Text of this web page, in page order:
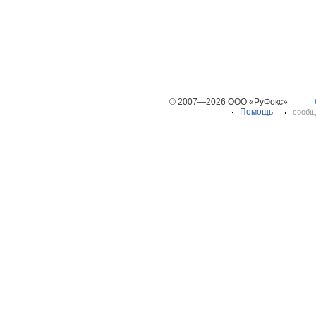
© 2007—2026 ООО «РуФокс»
Помощь